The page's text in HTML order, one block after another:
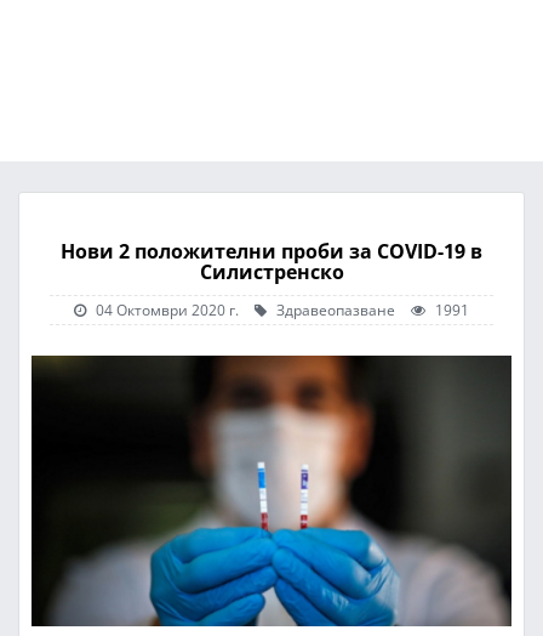
Нови 2 положителни проби за COVID-19 в
Силистренско
04 Октомври 2020 г. Здравеопазване 1991